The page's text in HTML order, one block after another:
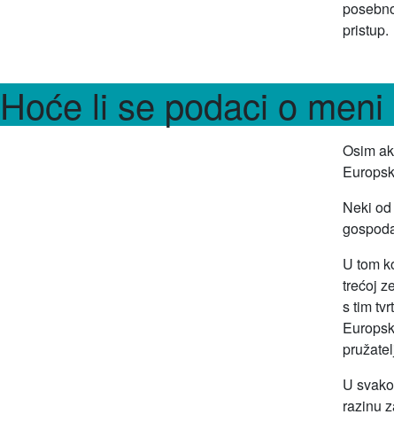
pristup.
Hoće li se podaci o
Osim
Neki
U tom
trećoj
s tim
U
razinu